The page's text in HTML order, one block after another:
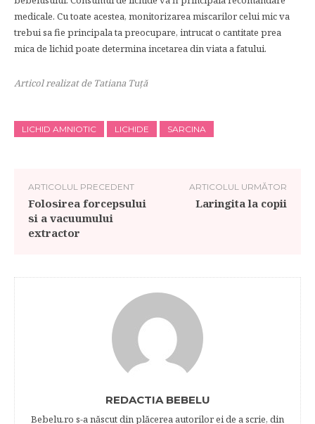
medicale. Cu toate acestea, monitorizarea miscarilor celui mic va
trebui sa fie principala ta preocupare, intrucat o cantitate prea
mica de lichid poate determina incetarea din viata a fatului.
Articol realizat de Tatiana Tuţă
LICHID AMNIOTIC LICHIDE SARCINA
ARTICOLUL PRECEDENT
Folosirea forcepsului
si a vacuumului
extractor
ARTICOLUL URMĂTOR
Laringita la copii
REDACTIA BEBELU
Bebelu.ro s-a născut din plăcerea autorilor ei de a scrie, din